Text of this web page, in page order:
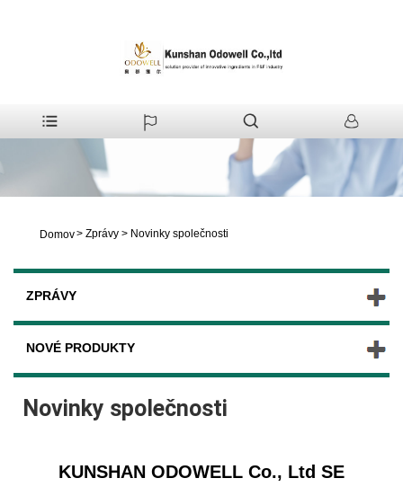
Domov> Zprávy > Novinky společnosti
ZPRÁVY
NOVÉ PRODUKTY
Novinky společnosti
KUNSHAN ODOWELL Co., Ltd SE